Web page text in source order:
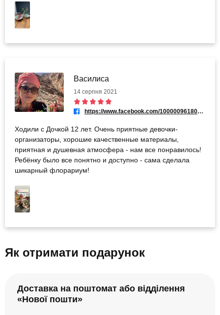
Василиса
14 серпня 2021
https://www.facebook.com/100000961807742
Ходили с Дочкой 12 лет. Очень приятные девочки-
организаторы, хорошие качественные материалы,
приятная и душевная атмосфера - нам все понравилось!
Ребёнку было все понятно и доступно - сама сделала
шикарный флорариум!
Як отримати подарунок
Доставка на поштомат або відділення
«Нової пошти»